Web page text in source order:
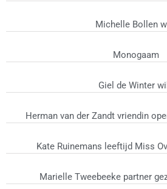
Michelle Bollen
Monogaam
Giel de Winter
Herman van der Zandt vriendin
Kate Ruinemans leeftijd Miss
Marielle Tweebeeke partner